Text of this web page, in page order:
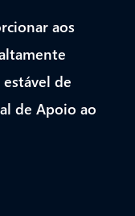
aos
de
de Apoio ao